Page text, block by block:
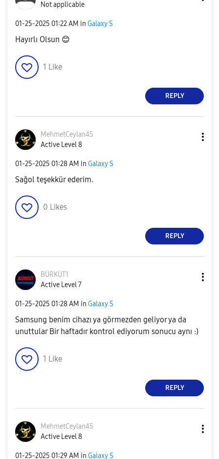
Not applicable
‎01-25-2025 01:22 AM in Galaxy S
Hayırlı Olsun 😊
1 Like
REPLY
MehmetCeylan45
Active Level 8
‎01-25-2025 01:28 AM in Galaxy S
Sağol teşekkür ederim.
0 Likes
REPLY
BÜRKÜT1
Active Level 7
‎01-25-2025 01:28 AM in Galaxy S
Samsung benim cihazı ya görmezden geliyor ya da
unuttular Bir haftadır kontrol ediyorum sonucu aynı :)
1 Like
REPLY
MehmetCeylan45
Active Level 8
‎01-25-2025 01:29 AM in Galaxy S